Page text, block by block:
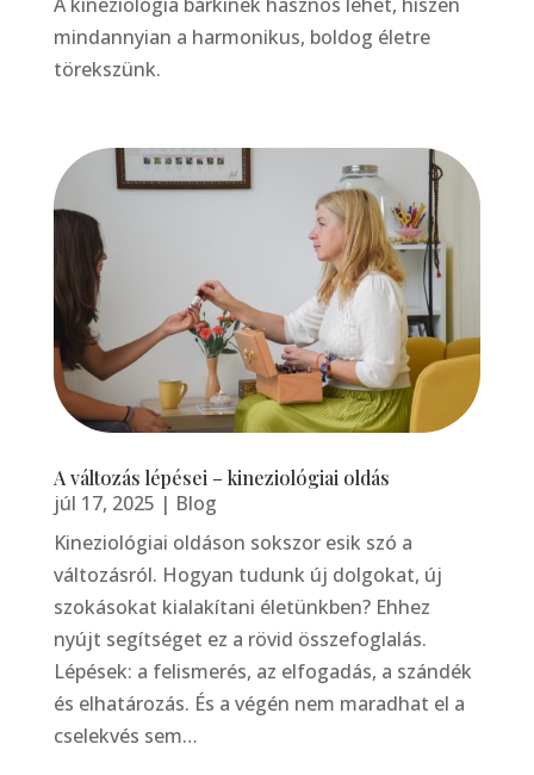
mindannyian a harmonikus, boldog életre
törekszünk.
A változás lépései – kineziológiai oldás
júl 17, 2025 | Blog
Kineziológiai oldáson sokszor esik szó a
változásról. Hogyan tudunk új dolgokat, új
szokásokat kialakítani életünkben? Ehhez
nyújt segítséget ez a rövid összefoglalás.
Lépések: a felismerés, az elfogadás, a szándék
és elhatározás. És a végén nem maradhat el a
cselekvés sem…